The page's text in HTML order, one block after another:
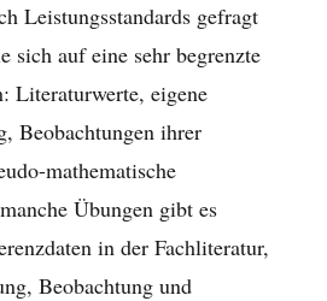
Leistungsstandards gefragt
sich auf eine sehr begrenzte
Literaturwerte, eigene
Beobachtungen ihrer
mathematische
Übungen gibt es
in der Fachliteratur,
Beobachtung und